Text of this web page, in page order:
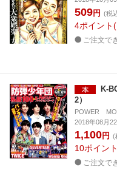
509円 (税
4ポイント
ご注文で
K-
2）
POWER
2018年08月
1,100円 (
10ポイント
ご注文で